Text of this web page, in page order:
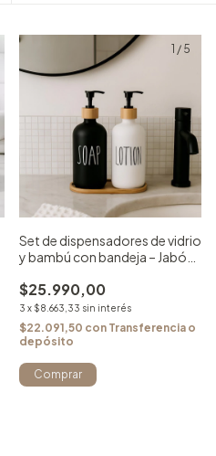
1 / 5
Set de dispensadores de vidrio
y bambú con bandeja – Jabón
$25.990,00
3 x $8.663,33 sin interés
$22.091,50 con Transferencia o
depósito
Comprar